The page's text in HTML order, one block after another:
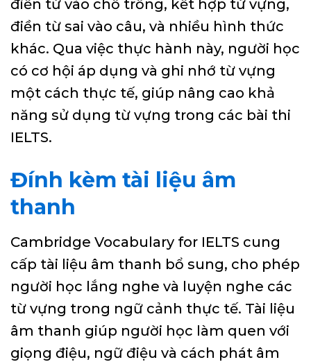
điền từ vào chỗ trống, kết hợp từ vựng,
điền từ sai vào câu, và nhiều hình thức
khác. Qua việc thực hành này, người học
có cơ hội áp dụng và ghi nhớ từ vựng
một cách thực tế, giúp nâng cao khả
năng sử dụng từ vựng trong các bài thi
IELTS.
Đính kèm tài liệu âm
thanh
Cambridge Vocabulary for IELTS cung
cấp tài liệu âm thanh bổ sung, cho phép
người học lắng nghe và luyện nghe các
từ vựng trong ngữ cảnh thực tế. Tài liệu
âm thanh giúp người học làm quen với
giọng điệu, ngữ điệu và cách phát âm